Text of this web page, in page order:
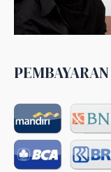
PEMBAYARAN